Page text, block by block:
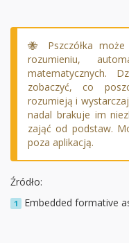
🐝 Pszczółka
rozumieniu,
matematycznych.
zobaczyć, co
rozumieją i
nadal brakuje im
zająć od podstaw.
poza aplikacją.
Źródło:
1 Embedded formative